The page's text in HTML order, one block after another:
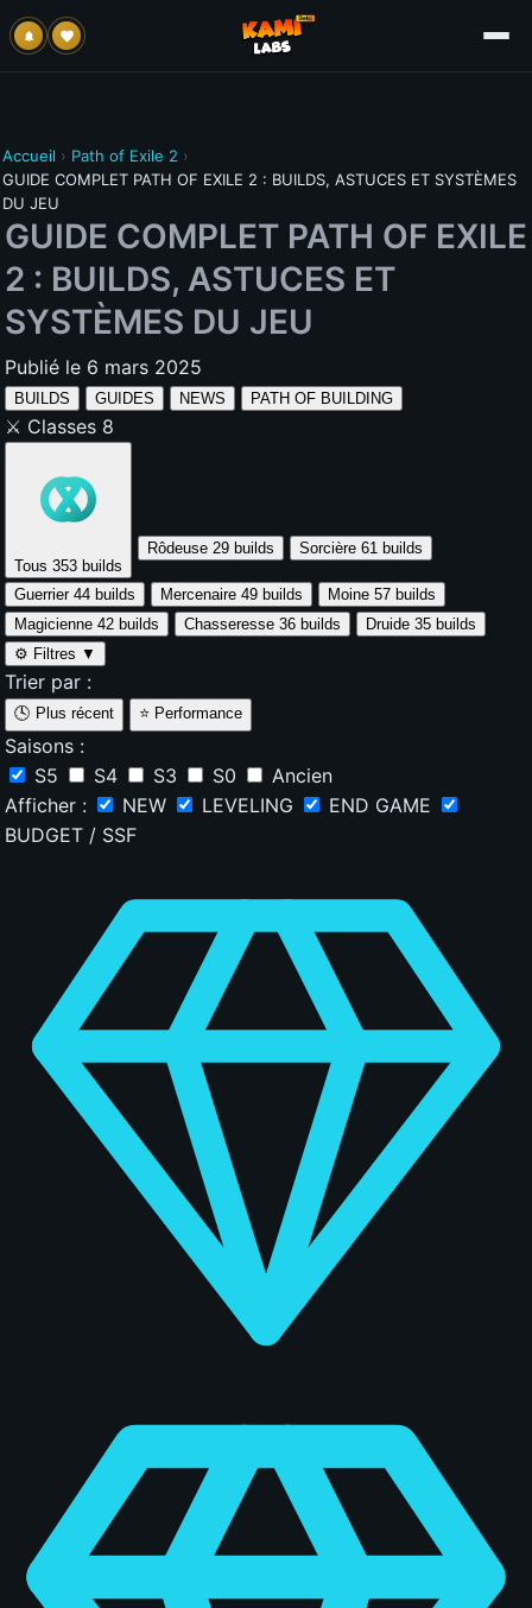
Accueil › Path of Exile 2 ›
GUIDE COMPLET PATH OF EXILE 2 : BUILDS, ASTUCES ET SYSTÈMES
DU JEU
GUIDE COMPLET PATH OF EXILE
2 : BUILDS, ASTUCES ET
SYSTÈMES DU JEU
Publié le 6 mars 2025
BUILDS GUIDES NEWS PATH OF BUILDING
⚔️ Classes 8
Tous 353 builds
Rôdeuse 29 builds Sorcière 61 builds
Guerrier 44 builds Mercenaire 49 builds Moine 57 builds
Magicienne 42 builds Chasseresse 36 builds Druide 35 builds
⚙️ Filtres ▼
Trier par :
🕓 Plus récent ⭐ Performance
Saisons :
S5
S4 S3 S0
Ancien
Afficher :
NEW LEVELING
END GAME
BUDGET / SSF